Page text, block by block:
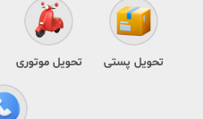
تحویل پستی تحویل موتوری